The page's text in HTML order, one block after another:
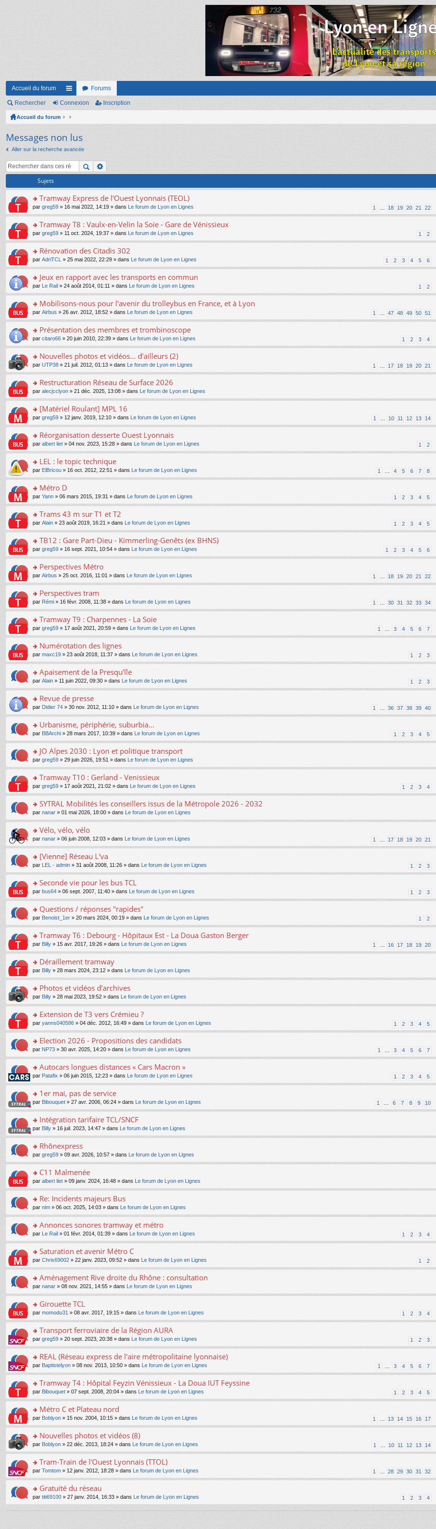
Accueil du forum
ac
co
ur
ci
s
Forums
Rechercher Connexion Inscription
Accueil du forum
Messages non lus
Aller sur la recherche avancée
Sujets
o
n
s
ult
er
le
m
e
s
a
g
e
n
n
le
pl
u
s
ré
c
e
nt
Tramway Express de l'Ouest Lyonnais (TEOL)
1 … 18 19 20 21 22
par greg59 » 16 mai 2022, 14:19 » dans Le forum de Lyon en Lignes
o
n
s
ult
er
le
m
e
s
a
g
e
n
n
le
pl
u
s
ré
c
e
nt
Tramway T8 : Vaulx-en-Velin la Soie - Gare de Vénissieux
1 2
par greg59 » 11 oct. 2024, 19:37 » dans Le forum de Lyon en Lignes
o
n
s
ult
er
le
m
e
s
a
g
e
n
n
le
pl
u
s
ré
c
e
nt
Rénovation des Citadis 302
1 2 3 4 5 6
par AdriTCL » 25 mai 2022, 22:29 » dans Le forum de Lyon en Lignes
o
n
s
ult
er
le
m
e
s
a
g
e
n
n
le
pl
u
s
ré
c
e
nt
Jeux en rapport avec les transports en commun
1 2
par Le Rail » 24 août 2014, 01:11 » dans Le forum de Lyon en Lignes
o
n
s
ult
er
le
m
e
s
a
g
e
n
n
le
pl
u
s
ré
c
e
nt
Mobilisons-nous pour l'avenir du trolleybus en France, et à Lyon
1 … 47 48 49 50 51
par Airbus » 26 avr. 2012, 18:52 » dans Le forum de Lyon en Lignes
o
n
s
ult
er
le
m
e
s
a
g
e
n
n
le
pl
u
s
ré
c
e
nt
Présentation des membres et trombinoscope
1 2 3 4
par citaro66 » 20 juin 2010, 22:39 » dans Le forum de Lyon en Lignes
o
n
s
ult
er
le
m
e
s
a
g
e
n
n
le
pl
u
s
ré
c
e
nt
Nouvelles photos et vidéos... d'ailleurs (2)
1 … 17 18 19 20 21
par UTP38 » 21 juil. 2012, 01:13 » dans Le forum de Lyon en Lignes
o
n
s
ult
er
le
m
e
s
a
g
e
n
n
le
pl
u
s
ré
c
e
nt
Restructuration Réseau de Surface 2026
par alecjcclyon » 21 déc. 2025, 13:08 » dans Le forum de Lyon en Lignes
o
n
s
ult
er
le
m
e
s
a
g
e
n
n
le
pl
u
s
ré
c
e
nt
[Matériel Roulant] MPL 16
1 … 10 11 12 13 14
par greg59 » 12 janv. 2019, 12:10 » dans Le forum de Lyon en Lignes
o
n
s
ult
er
le
m
e
s
a
g
e
n
n
le
pl
u
s
ré
c
e
nt
Réorganisation desserte Ouest Lyonnais
1 2
par albert liet » 04 nov. 2023, 15:28 » dans Le forum de Lyon en Lignes
o
n
s
ult
er
le
m
e
s
a
g
e
n
n
le
pl
u
s
ré
c
e
nt
LEL : le topic technique
1 … 4 5 6 7 8
par ElBricou » 16 oct. 2012, 22:51 » dans Le forum de Lyon en Lignes
o
n
s
ult
er
le
m
e
s
a
g
e
n
n
le
pl
u
s
ré
c
e
nt
Métro D
1 2 3 4 5
par Yann » 06 mars 2015, 19:31 » dans Le forum de Lyon en Lignes
o
n
s
ult
er
le
m
e
s
a
g
e
n
n
le
pl
u
s
ré
c
e
nt
Trams 43 m sur T1 et T2
1 2 3 4 5
par Alain » 23 août 2019, 16:21 » dans Le forum de Lyon en Lignes
o
n
s
ult
er
le
m
e
s
a
g
e
n
n
le
pl
u
s
ré
c
e
nt
TB12 : Gare Part-Dieu - Kimmerling-Genêts (ex BHNS)
1 2 3 4 5 6
par greg59 » 16 sept. 2021, 10:54 » dans Le forum de Lyon en Lignes
o
n
s
ult
er
le
m
e
s
a
g
e
n
n
le
pl
u
s
ré
c
e
nt
Perspectives Métro
1 … 18 19 20 21 22
par Airbus » 25 oct. 2016, 11:01 » dans Le forum de Lyon en Lignes
o
n
s
ult
er
le
m
e
s
a
g
e
n
n
le
pl
u
s
ré
c
e
nt
Perspectives tram
1 … 30 31 32 33 34
par Rémi » 16 févr. 2008, 11:38 » dans Le forum de Lyon en Lignes
o
n
s
ult
er
le
m
e
s
a
g
e
n
n
le
pl
u
s
ré
c
e
nt
Tramway T9 : Charpennes - La Soie
1 … 3 4 5 6 7
par greg59 » 17 août 2021, 20:59 » dans Le forum de Lyon en Lignes
o
n
s
ult
er
le
m
e
s
a
g
e
n
n
le
pl
u
s
ré
c
e
nt
Numérotation des lignes
1 2 3
par maxc19 » 23 août 2018, 11:37 » dans Le forum de Lyon en Lignes
o
n
s
ult
er
le
m
e
s
a
g
e
n
n
le
pl
u
s
ré
c
e
nt
Apaisement de la Presqu'île
1 2 3
par Alain » 11 juin 2022, 09:30 » dans Le forum de Lyon en Lignes
o
n
s
ult
er
le
m
e
s
a
g
e
n
n
le
pl
u
s
ré
c
e
nt
Revue de presse
1 … 36 37 38 39 40
par Didier 74 » 30 nov. 2012, 11:10 » dans Le forum de Lyon en Lignes
o
n
s
ult
er
le
m
e
s
a
g
e
n
n
le
pl
u
s
ré
c
e
nt
Urbanisme, périphérie, suburbia...
1 2 3 4 5
par BBArchi » 28 mars 2017, 10:39 » dans Le forum de Lyon en Lignes
o
n
s
ult
er
le
m
e
s
a
g
e
n
n
le
pl
u
s
ré
c
e
nt
JO Alpes 2030 : Lyon et politique transport
par greg59 » 29 juin 2026, 19:51 » dans Le forum de Lyon en Lignes
o
n
s
ult
er
le
m
e
s
a
g
e
n
n
le
pl
u
s
ré
c
e
nt
Tramway T10 : Gerland - Venissieux
1 2 3 4
par greg59 » 17 août 2021, 21:02 » dans Le forum de Lyon en Lignes
o
n
s
ult
er
le
m
e
s
a
g
e
n
n
le
pl
u
s
ré
c
e
nt
SYTRAL Mobilités les conseillers issus de la Métropole 2026 - 2032
par nanar » 01 mai 2026, 18:00 » dans Le forum de Lyon en Lignes
o
n
s
ult
er
le
m
e
s
a
g
e
n
n
le
pl
u
s
ré
c
e
nt
Vélo, vélo, vélo
1 … 17 18 19 20 21
par nanar » 06 juin 2008, 12:03 » dans Le forum de Lyon en Lignes
o
n
s
ult
er
le
m
e
s
a
g
e
n
n
le
pl
u
s
ré
c
e
nt
[Vienne] Réseau L'va
1 2 3
par LEL - admin » 31 août 2008, 11:26 » dans Le forum de Lyon en Lignes
o
n
s
ult
er
le
m
e
s
a
g
e
n
n
le
pl
u
s
ré
c
e
nt
Seconde vie pour les bus TCL
1 2 3
par bus64 » 06 sept. 2007, 11:40 » dans Le forum de Lyon en Lignes
o
n
s
ult
er
le
m
e
s
a
g
e
n
n
le
pl
u
s
ré
c
e
nt
Questions / réponses "rapides"
1 2
par Benoist_1er » 20 mars 2024, 00:19 » dans Le forum de Lyon en Lignes
o
n
s
ult
er
le
m
e
s
a
g
e
n
n
le
pl
u
s
ré
c
e
nt
Tramway T6 : Debourg - Hôpitaux Est - La Doua Gaston Berger
1 … 16 17 18 19 20
par Billy » 15 avr. 2017, 19:26 » dans Le forum de Lyon en Lignes
o
n
s
ult
er
le
m
e
s
a
g
e
n
n
le
pl
u
s
ré
c
e
nt
Déraillement tramway
par Billy » 28 mars 2024, 23:12 » dans Le forum de Lyon en Lignes
o
n
s
ult
er
le
m
e
s
a
g
e
n
n
le
pl
u
s
ré
c
e
nt
Photos et vidéos d'archives
par Billy » 28 mai 2023, 19:52 » dans Le forum de Lyon en Lignes
o
n
s
ult
er
le
m
e
s
a
g
e
n
n
le
pl
u
s
ré
c
e
nt
Extension de T3 vers Crémieu ?
1 2 3 4 5
par yanns040586 » 04 déc. 2012, 16:49 » dans Le forum de Lyon en Lignes
o
n
s
ult
er
le
m
e
s
a
g
e
n
n
le
pl
u
s
ré
c
e
nt
Election 2026 - Propositions des candidats
1 … 3 4 5 6 7
par NP73 » 30 avr. 2025, 14:20 » dans Le forum de Lyon en Lignes
o
n
s
ult
er
le
m
e
s
a
g
e
n
n
le
pl
u
s
ré
c
e
nt
Autocars longues distances « Cars Macron »
1 2 3 4 5
par Patafix » 06 juin 2015, 12:23 » dans Le forum de Lyon en Lignes
o
n
s
ult
er
le
m
e
s
a
g
e
n
n
le
pl
u
s
ré
c
e
nt
1er mai, pas de service
1 … 6 7 8 9 10
par Bibouquet » 27 avr. 2006, 06:24 » dans Le forum de Lyon en Lignes
o
n
s
ult
er
le
m
e
s
a
g
e
n
n
le
pl
u
s
ré
c
e
nt
Intégration tarifaire TCL/SNCF
par Billy » 16 juil. 2023, 14:47 » dans Le forum de Lyon en Lignes
o
n
s
ult
er
le
m
e
s
a
g
e
n
n
le
pl
u
s
ré
c
e
nt
Rhônexpress
par greg59 » 09 avr. 2026, 10:57 » dans Le forum de Lyon en Lignes
o
n
s
ult
er
le
m
e
s
a
g
e
n
n
le
pl
u
s
ré
c
e
nt
C11 Malmenée
par albert liet » 09 janv. 2024, 16:48 » dans Le forum de Lyon en Lignes
o
n
s
ult
er
le
m
e
s
a
g
e
n
n
le
pl
u
s
ré
c
e
nt
Re: Incidents majeurs Bus
par nim » 06 oct. 2025, 14:03 » dans Le forum de Lyon en Lignes
o
n
s
ult
er
le
m
e
s
a
g
e
n
n
le
pl
u
s
ré
c
e
nt
Annonces sonores tramway et métro
1 2 3 4
par Le Rail » 01 févr. 2014, 01:39 » dans Le forum de Lyon en Lignes
o
n
s
ult
er
le
m
e
s
a
g
e
n
n
le
pl
u
s
ré
c
e
nt
Saturation et avenir Métro C
1 2
par Chris69002 » 22 janv. 2023, 09:52 » dans Le forum de Lyon en Lignes
o
n
s
ult
er
le
m
e
s
a
g
e
n
n
le
pl
u
s
ré
c
e
nt
Aménagement Rive droite du Rhône : consultation
par nanar » 08 nov. 2021, 14:55 » dans Le forum de Lyon en Lignes
o
n
s
ult
er
le
m
e
s
a
g
e
n
n
le
pl
u
s
ré
c
e
nt
Girouette TCL
1 2 3 4
par momodu31 » 08 avr. 2017, 19:15 » dans Le forum de Lyon en Lignes
o
n
s
ult
er
le
m
e
s
a
g
e
n
n
le
pl
u
s
ré
c
Transport ferroviaire de la Région AURA
1 2 3
par greg59 » 20 sept. 2023, 20:38 » dans Le forum de Lyon en Lignes
o
n
s
ult
er
le
m
e
s
a
g
e
n
n
le
pl
u
s
REAL (Réseau express de l'aire métropolitaine lyonnaise)
1 … 3 4 5 6 7
par Baptistelyon » 08 nov. 2013, 10:50 » dans Le forum de Lyon en Lignes
o
n
s
ult
er
le
m
e
s
a
g
e
n
n
Tramway T4 : Hôpital Feyzin Vénissieux - La Doua IUT Feyssine
1 2 3 4 5
par Bibouquet » 07 sept. 2008, 20:04 » dans Le forum de Lyon en Lignes
o
n
s
ult
er
le
m
e
s
a
g
e
Métro C et Plateau nord
1 … 13 14 15 16 17
par Boblyon » 15 nov. 2004, 10:15 » dans Le forum de Lyon en Lignes
o
n
s
ult
er
le
m
e
s
s
Nouvelles photos et vidéos (8)
1 … 10 11 12 13 14
par Boblyon » 22 déc. 2013, 18:24 » dans Le forum de Lyon en Lignes
o
n
s
ult
er
Tram-Train de l'Ouest Lyonnais (TTOL)
1 … 28 29 30 31 32
par Tomtom » 12 janv. 2012, 18:28 » dans Le forum de Lyon en Lignes
o
n
s
Gratuité du réseau
1 2 3 4
par titi69100 » 27 janv. 2014, 16:33 » dans Le forum de Lyon en Lignes